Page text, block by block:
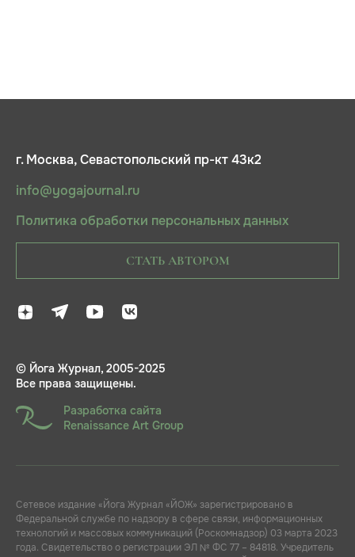
г. Москва, Севастопольский пр-кт 43к2
info@yogajournal.ru
Политика обработки персональных данных
СТАТЬ АВТОРОМ
© Йога Журнал, 2005-2025
Все права защищены.
Разработка сайта
Renaissance Art Group
Сетевое издание «Йога Журнал «ЙОЖ» зарегистрировано в
Федеральной службе по надзору в сфере связи, информационных
технологий и массовых коммуникаций (Роскомнадзор) 03 марта 2023
года. Свидетельство о регистрации ЭЛ № ФС 77 – 84818. Учредитель